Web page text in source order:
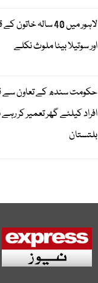
لاہور میں 40 سالہ
اور سوتیلا بیٹا ملوث نکلے
حکومت سندھ کے تعاون سے
افراد کیلئے گھر تعمیر کر
بلتستان